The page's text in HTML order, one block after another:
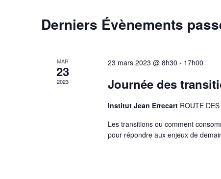
Derniers Évènements
MAR
23
2023
23 mars 2023 @ 8h30 - 17h00
Journée des
Institut Jean Errecart ROUTE
Les transitions ou comment
pour répondre aux enjeux de